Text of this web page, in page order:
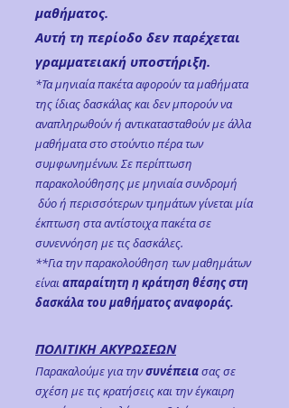
μαθήματος.​
Αυτή τη περίοδο δεν παρέχεται
γραμματειακή υποστήριξη.
*Τα μηνιαία πακέτα αφορούν τα μαθήματα
της ίδιας δασκάλας και δεν μπορούν να
αναπληρωθούν ή αντικατασταθούν με άλλα
μαθήματα στο στούντιο πέρα των
συμφωνημένων. Σε περίπτωση
παρακολούθησης με μηνιαία συνδρομή
δύο ή περισσότερων τμημάτων γίνεται μία
έκπτωση στα αντίστοιχα πακέτα σε
συνεννόηση με τις δασκάλες.
**Για την παρακολούθηση των μαθημάτων
είναιαπαραίτητη η κράτηση θέσης στη
δασκάλα του μαθήματος αναφοράς.
ΠΟΛΙΤΙΚΗ ΑΚΥΡΩΣΕΩΝ
Παρακαλούμε για τηνσυνέπειασας σε
σχέση με τις κρατήσεις και την έγκαιρη